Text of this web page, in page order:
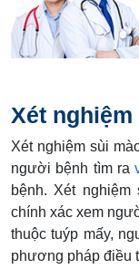
Xét
Xét nghiệm sùi
người bệnh tìm ra
bệnh. Xét
chính xác xem
thuộc tuýp mấy,
phương pháp điều